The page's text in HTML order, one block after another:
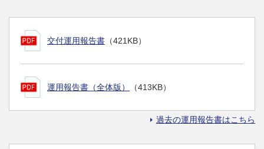
交付運用報告書 （421KB）
運用報告書（全体版） （413KB）
過去の運用報告書はこちら